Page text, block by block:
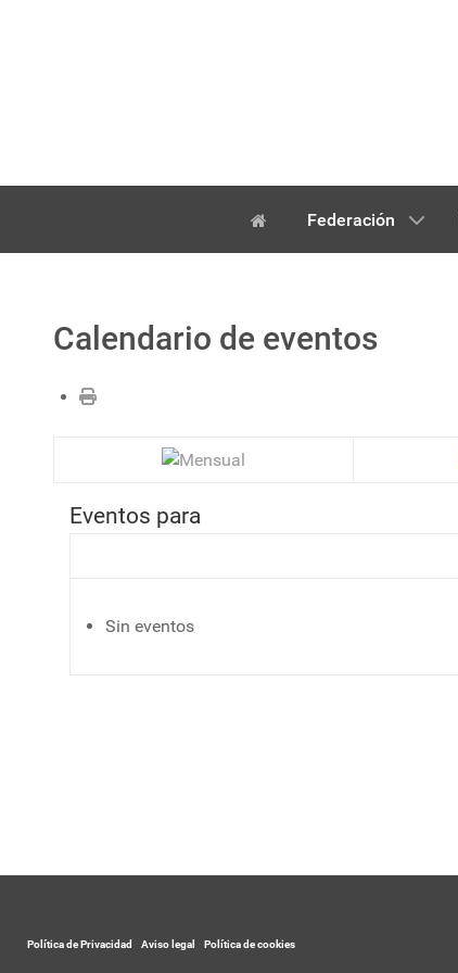
Federación
Calendario de eventos
Eventos para
Sin eventos
Política de Privacidad Aviso legal Política de cookies